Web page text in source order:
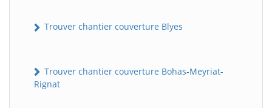
Trouver chantier couverture Blyes
Trouver chantier couverture Bohas-Meyriat-
Rignat